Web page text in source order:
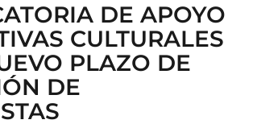
DE APOYO
CULTURALES
PLAZO DE
DE